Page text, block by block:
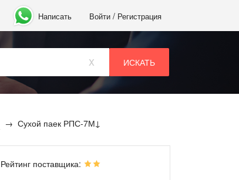
Написать Войти / Регистрация
x
Сухой паек РПС-7М
Рейтинг поставщика: